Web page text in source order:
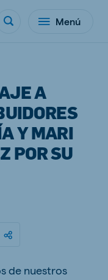
Menú
A
Y MARI
POR SU
de nuestros